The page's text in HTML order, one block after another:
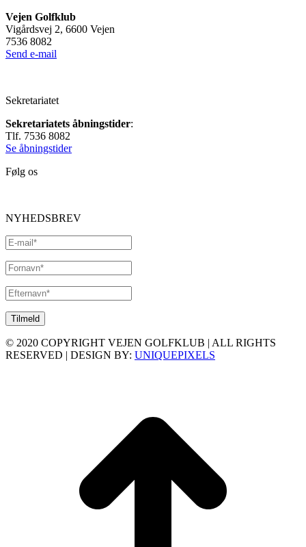
Vejen Golfklub
Vigårdsvej 2, 6600 Vejen
7536 8082
Send e-mail
Sekretariatet
Sekretariatets åbningstider:
Tlf. 7536 8082
Se åbningstider
Følg os
NYHEDSBREV
© 2020 COPYRIGHT VEJEN GOLFKLUB | ALL RIGHTS
RESERVED | DESIGN BY: UNIQUEPIXELS